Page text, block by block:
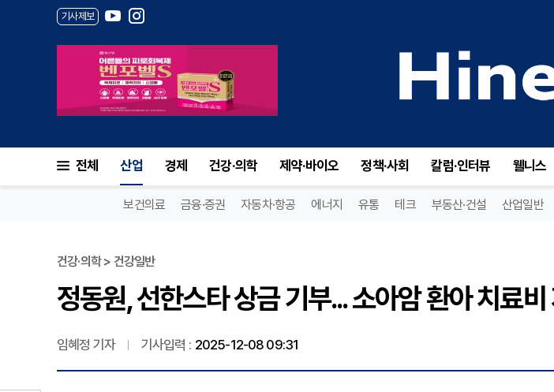
기사제보
전체 산업 경제 건강·의학 제약·바이오 정책·사회 칼럼·인터뷰 웰니스
보건의료 금융·증권 자동차·항공 에너지 유통 테크 부동산·건설 산업일반
건강·의학 > 건강일반
정동원, 선한스타 상금 기부... 소아암 환아 치료비
임혜정 기자 기사입력 : 2025-12-08 09:31